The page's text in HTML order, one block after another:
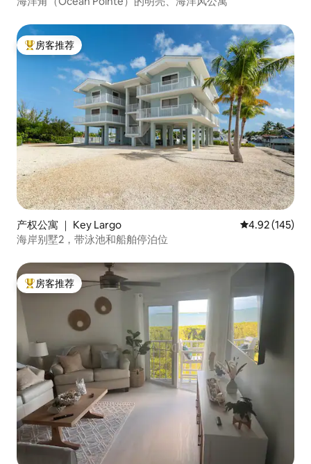
热门「房客推荐」
房客推荐
产权公寓 ｜ Key Largo 平均评分 4.92
4.92 (145)
海岸别墅2，带泳池和船舶停泊位
热门「房客推荐」
房客推荐